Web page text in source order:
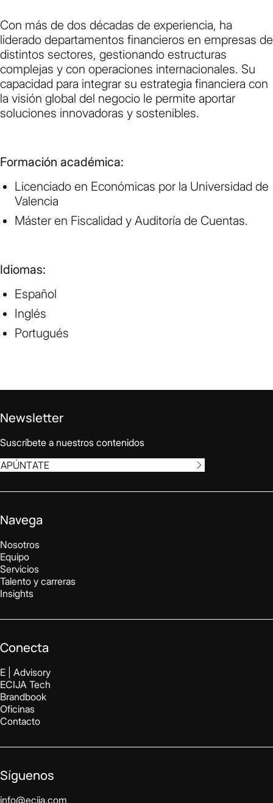
Con más de dos décadas de experiencia, ha
liderado departamentos financieros en empresas de
distintos sectores, gestionando estructuras
complejas y con operaciones internacionales. Su
capacidad para integrar su estrategia financiera con
la visión global del negocio le permite aportar
soluciones innovadoras y sostenibles.
Formación académica:
Licenciado en Económicas por la Universidad de
Valencia
Máster en Fiscalidad y Auditoría de Cuentas.
Idiomas:
Español
Inglés
Portugués
Newsletter
Suscríbete a nuestros contenidos
APÚNTATE
Navega
Nosotros
Equipo
Servicios
Talento y carreras
Insights
Conecta
E | Advisory
ECIJA Tech
Brandbook
Oficinas
Contacto
Síguenos
info@ecija.com